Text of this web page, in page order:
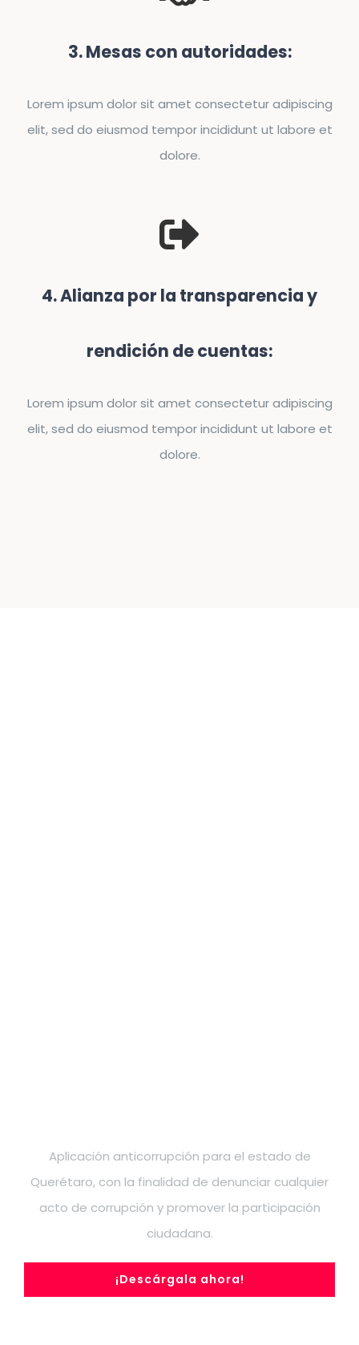
3. Mesas con autoridades:
Lorem ipsum dolor sit amet consectetur adipiscing
elit, sed do eiusmod tempor incididunt ut labore et
dolore.
4. Alianza por la transparencia y
rendición de cuentas:
Lorem ipsum dolor sit amet consectetur adipiscing
elit, sed do eiusmod tempor incididunt ut labore et
dolore.
Aplicación anticorrupción para el estado de
Querétaro, con la finalidad de denunciar cualquier
acto de corrupción y promover la participación
ciudadana.
¡Descárgala ahora!